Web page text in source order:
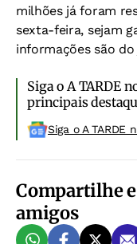
milhões já foram
sexta-feira, sejam
informações são
Siga o A TARDE
principais
Siga o A TARDE
Compartilhe
amigos